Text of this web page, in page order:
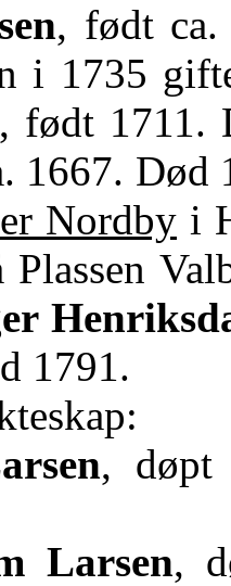
, født ca.
i 1735
, født 1711.
1667. Død
Nordby i
1791.
, døpt
Larsen,